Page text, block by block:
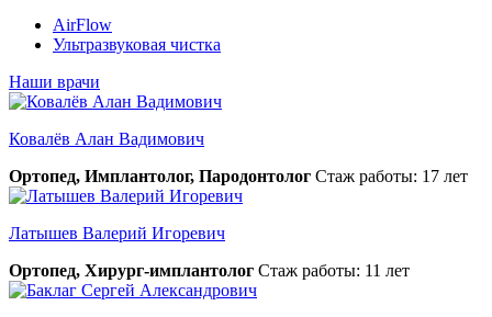
AirFlow
Ультразвуковая чистка
Наши врачи
Ковалёв Алан Вадимович
Ортопед, Имплантолог, Пародонтолог Стаж работы: 17 лет
Латышев Валерий Игоревич
Ортопед, Хирург-имплантолог Стаж работы: 11 лет